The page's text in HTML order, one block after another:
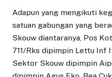
Adapun yang mengikuti
satuan gabungan yang
Skouw diantaranya, Pos
711/Rks dipimpin Lettu Inf
Sektor Skouw dipimpin